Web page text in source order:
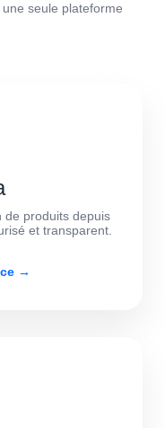
seule plateforme
de produits depuis
et transparent.
→